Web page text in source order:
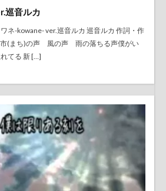
巡音ルカ
ネ-kowane- ver.巡音ルカ 巡音ルカ 作詞・作
市(まち)の声 風の声 雨の落ちる声僕がい
てる 新 […]